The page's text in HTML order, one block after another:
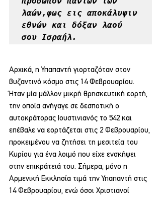
λαών,φως εις αποκάλυψιν
εθνών και δόξαν λαού
σου Ισραήλ.
Αρχικά, η Υπαπαντή γιορταζόταν στον
βυζαντινό κόσμο στις 14 Φεβρουαρίου.
Ήταν μία μάλλον μικρή θρησκευτική εορτή,
την οποία ανήγαγε σε δεσποτική ο
αυτοκράτορας Ιουστινιανός το 542 και
επέβαλε να εορτάζεται στις 2 Φεβρουαρίου,
προκειμένου να ζητήσει τη μεσιτεία του
Κυρίου για ένα λοιμό που είχε ενσκήψει
στην επικράτειά του. Σήμερα, μόνο η
Αρμενική Εκκλησία τιμά την Υπαπαντή στις
14 Φεβρουαρίου, ενώ όσοι Χριστιανοί